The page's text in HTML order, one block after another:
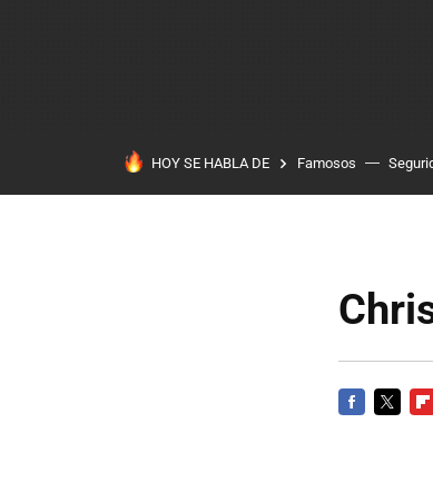
HOY SE HABLA DE Famosos